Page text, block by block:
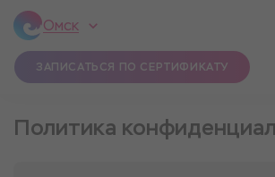
Омск
ЗАПИСАТЬСЯ ПО СЕРТИФИКАТУ
Политика